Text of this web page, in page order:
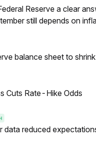
Reserve a clear
still depends on
balance sheet to
Cuts Rate-Hike Odds
reduced